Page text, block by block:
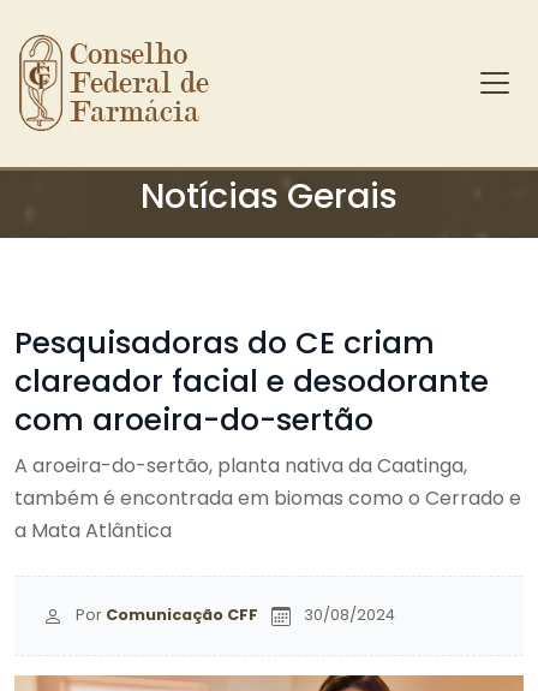
Ir para o conteúdo principal
Conselho
Federal de
Farmácia
Notícias Gerais
Pesquisadoras do CE criam
clareador facial e desodorante
com aroeira-do-sertão
A aroeira-do-sertão, planta nativa da Caatinga,
também é encontrada em biomas como o Cerrado e
a Mata Atlântica
Por Comunicação CFF 30/08/2024